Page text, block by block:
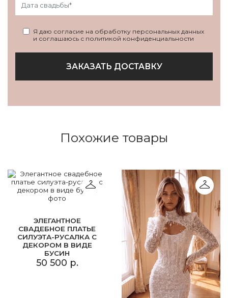
Я даю согласие на обработку персональных данных
и соглашаюсь с политикой конфиденциальности
ЗАКАЗАТЬ ДОСТАВКУ
Похожие товары
ЭЛЕГАНТНОЕ
СВАДЕБНОЕ ПЛАТЬЕ
СИЛУЭТА-РУСАЛКА С
ДЕКОРОМ В ВИДЕ
БУСИН
50 500 р.